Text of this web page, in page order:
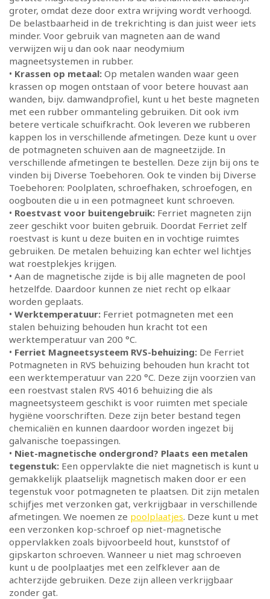
groter, omdat deze door extra wrijving wordt verhoogd.
De belastbaarheid in de trekrichting is dan juist weer iets
minder. Voor gebruik van magneten aan de wand
verwijzen wij u dan ook naar neodymium
magneetsystemen in rubber.
• Krassen op metaal: Op metalen wanden waar geen
krassen op mogen ontstaan of voor betere houvast aan
wanden, bijv. damwandprofiel, kunt u het beste magneten
met een rubber ommanteling gebruiken. Dit ook ivm
betere verticale schuifkracht. Ook leveren we rubberen
kappen los in verschillende afmetingen. Deze kunt u over
de potmagneten schuiven aan de magneetzijde. In
verschillende afmetingen te bestellen. Deze zijn bij ons te
vinden bij Diverse Toebehoren. Ook te vinden bij Diverse
Toebehoren: Poolplaten, schroefhaken, schroefogen, en
oogbouten die u in een potmagneet kunt schroeven.
• Roestvast voor buitengebruik: Ferriet magneten zijn
zeer geschikt voor buiten gebruik. Doordat Ferriet zelf
roestvast is kunt u deze buiten en in vochtige ruimtes
gebruiken. De metalen behuizing kan echter wel lichtjes
wat roestplekjes krijgen.
• Aan de magnetische zijde is bij alle magneten de pool
hetzelfde. Daardoor kunnen ze niet recht op elkaar
worden geplaats.
• Werktemperatuur: Ferriet potmagneten met een
stalen behuizing behouden hun kracht tot een
werktemperatuur van 200 °C.
• Ferriet Magneetsysteem RVS-behuizing: De Ferriet
Potmagneten in RVS behuizing behouden hun kracht tot
een werktemperatuur van 220 °C. Deze zijn voorzien van
een roestvast stalen RVS 4016 behuizing die als
magneetsysteem geschikt is voor ruimten met speciale
hygiëne voorschriften. Deze zijn beter bestand tegen
chemicaliën en kunnen daardoor worden ingezet bij
galvanische toepassingen.
• Niet-magnetische ondergrond? Plaats een metalen
tegenstuk: Een oppervlakte die niet magnetisch is kunt u
gemakkelijk plaatselijk magnetisch maken door er een
tegenstuk voor potmagneten te plaatsen. Dit zijn metalen
schijfjes met verzonken gat, verkrijgbaar in verschillende
afmetingen. We noemen ze poolplaatjes. Deze kunt u met
een verzonken kop-schroef op niet-magnetische
oppervlakken zoals bijvoorbeeld hout, kunststof of
gipskarton schroeven. Wanneer u niet mag schroeven
kunt u de poolplaatjes met een zelfklever aan de
achterzijde gebruiken. Deze zijn alleen verkrijgbaar
zonder gat.